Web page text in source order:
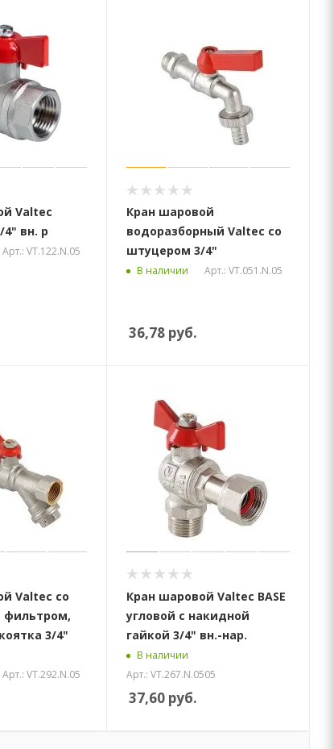
Valtec
4" вн. р
Арт.: VT.122.N.05
Кран шаровой
водоразборный Valtec со
штуцером 3/4"
В наличии Арт.: VT.051.N.05
36,78 руб.
Valtec со
фильтром,
3/4"
Арт.: VT.292.N.05
Кран шаровой Valtec BASE
угловой с накидной
гайкой 3/4" вн.-нар.
В наличии
Арт.: VT.267.N.0505
37,60 руб.